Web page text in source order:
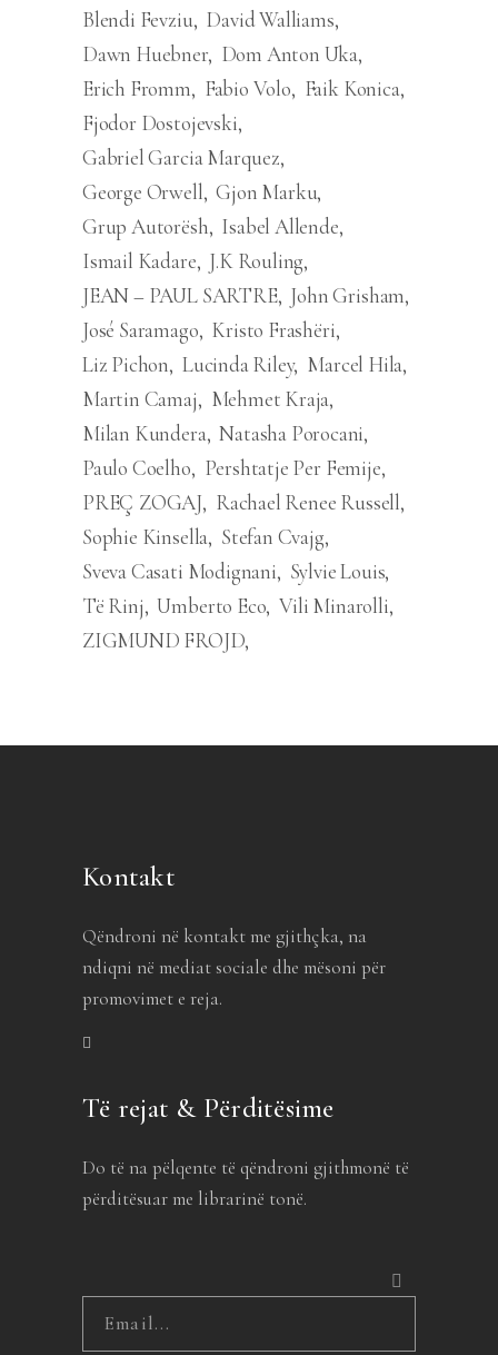
Blendi Fevziu David Walliams
Dawn Huebner Dom Anton Uka
Erich Fromm
Fabio Volo
Faik Konica
Fjodor Dostojevski
Gabriel Garcia Marquez
George Orwell Gjon Marku
Grup Autorësh Isabel Allende
Ismail Kadare J.K Rouling
JEAN – PAUL SARTRE John Grisham
José Saramago Kristo Frashëri
Liz Pichon Lucinda Riley Marcel Hila
Martin Camaj
Mehmet Kraja
Milan Kundera Natasha Porocani
Paulo Coelho
Pershtatje Per Femije
PREÇ ZOGAJ
Rachael Renee Russell
Sophie Kinsella Stefan Cvajg
Sveva Casati Modignani
Sylvie Louis
Të Rinj Umberto Eco Vili Minarolli
ZIGMUND FROJD
Kontakt
Qëndroni në kontakt me gjithçka, na
ndiqni në mediat sociale dhe mësoni për
promovimet e reja.
Të rejat & Përditësime
Do të na pëlqente të qëndroni gjithmonë të
përditësuar me librarinë tonë.